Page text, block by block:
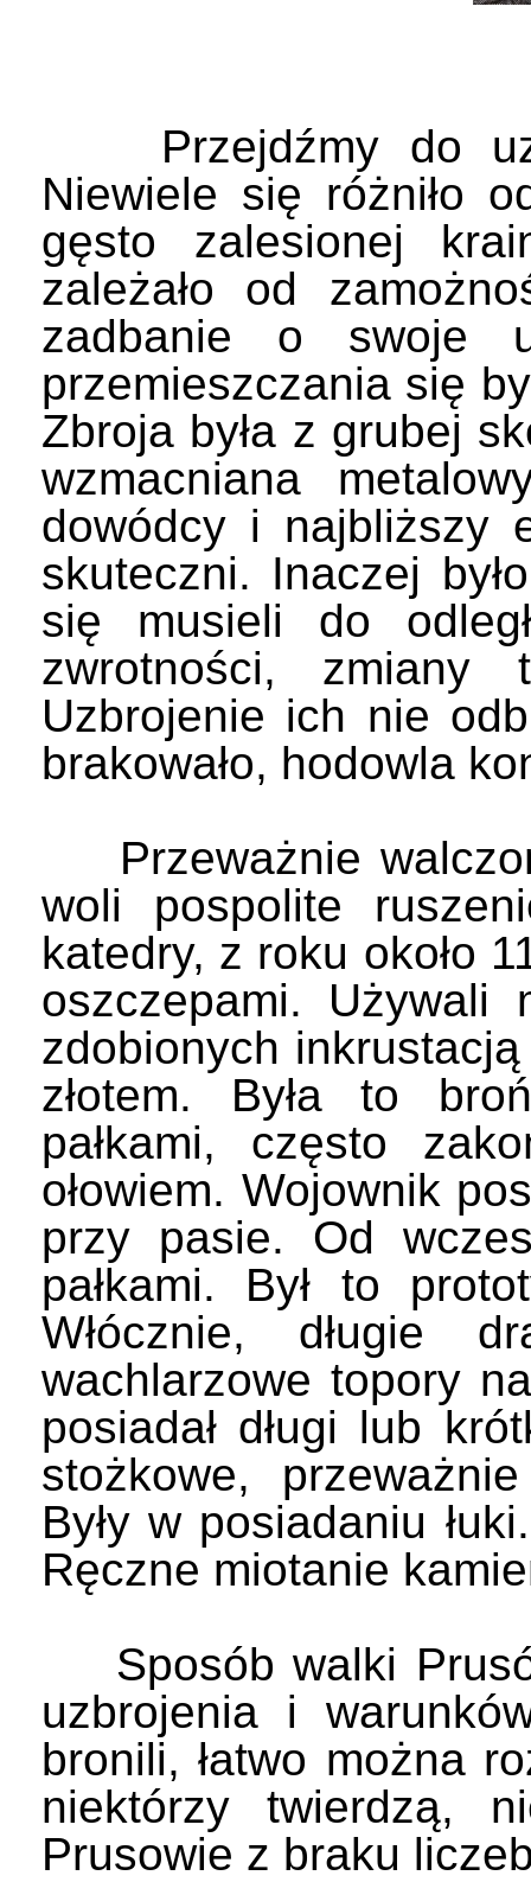
Przejdźmy do
Niewiele się różniło
gęsto zalesionej
zależało od
zadbanie o swoje
przemieszczania się
Zbroja była z grubej
wzmacniana
dowódcy i najbliższy
skuteczni. Inaczej
się musieli do
zwrotności, zmiany
Uzbrojenie ich nie
brakowało, hodowla
Przeważnie
woli pospolite
katedry, z roku około
oszczepami. Używali
zdobionych
złotem. Była to
pałkami, często
ołowiem. Wojownik
przy pasie. Od
pałkami. Był to
Włócznie, długie
wachlarzowe topory
posiadał długi lub
stożkowe,
Były w posiadaniu
Ręczne miotanie
Sposób walki
uzbrojenia i
bronili, łatwo można
niektórzy twierdzą,
Prusowie z braku